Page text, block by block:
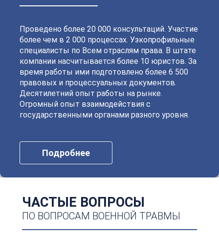
Смольнинский
Проведено более 20 000 консультаций. Участие
более чем в 2 000 процессах. Узкопрофильные
специалисты по Всем отраслям права. В штате
компании насчитывается более 10 юристов. За
время работы ими подготовлено более 6 500
правовых и процессуальных документов.
Десятилетний опыт работы на рынке.
Огромный опыт взаимодействия с
государственными органами разного уровня.
Подробнее
ЧАСТЫЕ ВОПРОСЫ
ПО ВОПРОСАМ ВОЕННОЙ ТРАВМЫ